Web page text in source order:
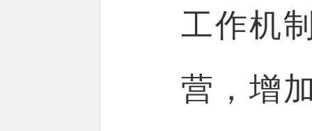
工作机
营，增